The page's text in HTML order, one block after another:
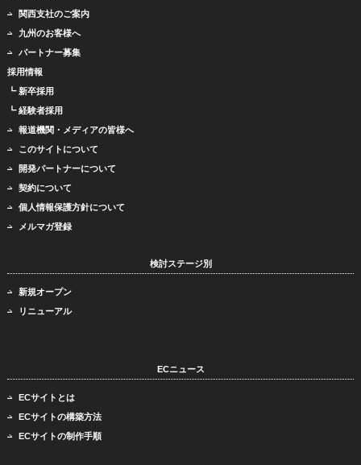
関西支社のご案内
九州のお客様へ
パートナー募集
採用情報
┗ 新卒採用
┗ 経験者採用
報道機関・メディアの皆様へ
このサイトについて
開発パートナーについて
契約について
個人情報保護方針について
メルマガ登録
検討ステージ別
新規オープン
リニューアル
ECニュース
ECサイトとは
ECサイトの構築方法
ECサイトの制作手順